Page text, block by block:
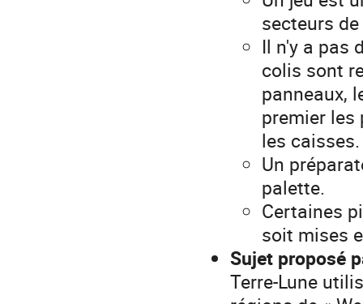
secteurs
Il n'y a pas
colis sont
panneaux,
premier les
les caisses.
Un
palette.
Certaines
soit mises
Sujet proposé
Terre-Lune